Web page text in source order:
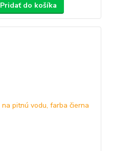
Pridať do košíka